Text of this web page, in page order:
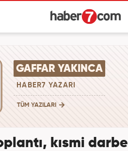
GAFFAR YAKINCA
HABER7 YAZARI
TÜM YAZILARI
kısmi darbe